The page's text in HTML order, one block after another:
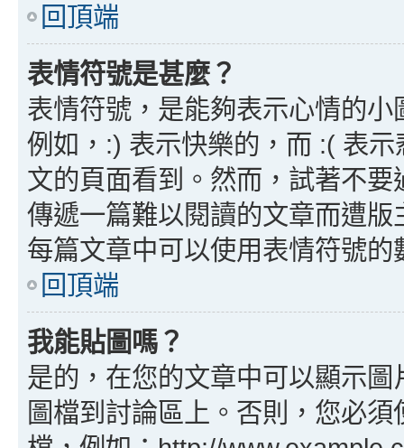
回頂端
表情符號是甚麼？
表情符號，是能夠表示心情的
例如，:) 表示快樂的，而 :( 表
文的頁面看到。然而，試著不
傳遞一篇難以閱讀的文章而遭
每篇文章中可以使用表情符號的
回頂端
我能貼圖嗎？
是的，在您的文章中可以顯示
圖檔到討論區上。否則，您必